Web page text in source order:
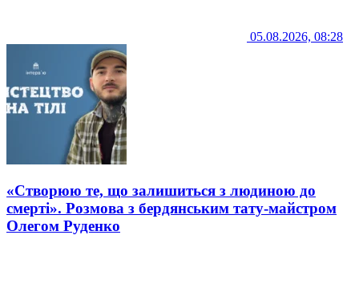
05.08.2026, 08:28
«Створюю те, що залишиться з людиною до
смерті». Розмова з бердянським тату-майстром
Олегом Руденко